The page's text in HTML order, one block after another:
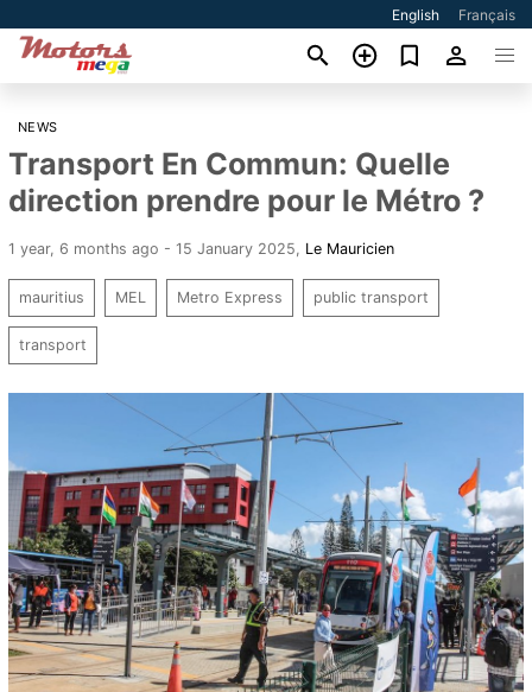
English Français
NEWS
Transport En Commun: Quelle
direction prendre pour le Métro ?
1 year, 6 months ago - 15 January 2025 Le Mauricien
mauritius MEL Metro Express public transport
transport